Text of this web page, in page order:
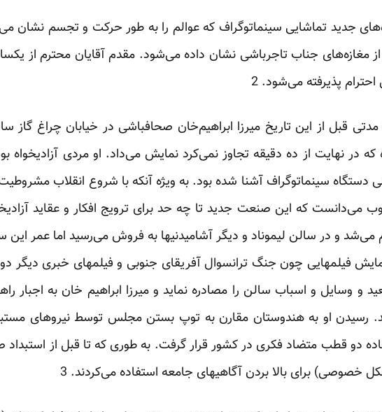
جدید تماشایی سینماتوگراف که عوالم را به طور حرکت و تجسم‌ نشان
مغازه‌های جناب تاجرباشی نشان داده می‌شود. مقدم آقایان محترم از
پذیرفته می‌شود. 2
مدتی قبل از این تاریخ میرزا ابراهیم‌خان صحافباشی در خیابان چراغ ‌گاز
که در نهایت از ده دقیقه تجاوز نمی‌کرد نمایش می‌داد. او مردی آزادیخواه
دستگاه سینماتوگراف آشنا شده بود. به ویژه آنکه با شروع انقلاب
می‌دانست که این صنعت جدید تا چه حد برای ترویج افکار و عقاید
می‌شد و در سالن لیموناد و دیگر آشامیدنیها به فروش می‌رسید اما عمر
فیلمهایی چون جنگ ترانسوال آفریقای‌ جنوبی و فیلمهای خبری دیگر
و وسایل و اسباب سالن را مصادره نماید و میرزا ابراهیم خان به
رسیدن او به هندوستان مقارن به توپ بستن مجلس توسط نیروهای
دو قطب متضاد فکری در کشور قرار گرفت. به طوری که تا قبل از استبداد
خصوصی) برای بالا بردن آگاهیهای جامعه استفاده می‌کردند. 3